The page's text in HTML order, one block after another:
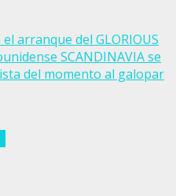
arranque del GLORIOUS
SCANDINAVIA se
del momento al galopar